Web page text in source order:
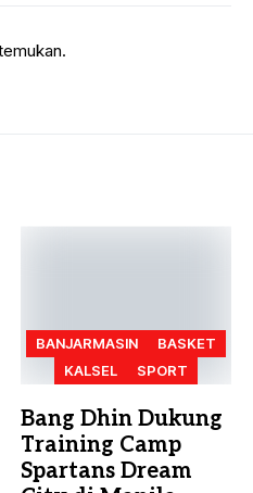
BANJARMASIN
BASKET
KALSEL
SPORT
Bang Dhin Dukung
Training Camp
Spartans Dream